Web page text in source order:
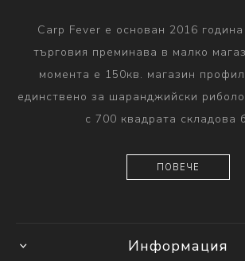
Carp Fever е основан 2016
търговия преминава в малко
момента е 150кв. магазин
единствено за шаранджийски
с 700 квадрата складова
ПОВЕЧЕ
Информация